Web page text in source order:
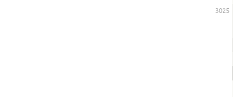
3025